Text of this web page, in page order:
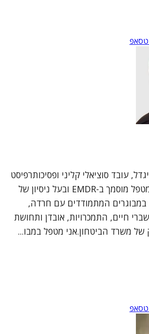
עובד סוציאלי קליני ופסיכותרפיסט
בגישה דינאמית , מטפל מוסמך ב-EMDR ובעל ניסיון של
במבוגרים המתמודדים עם חרדה,
חיים, התמכרויות, אובדן ותחושת
משרד הביטחון.אני מטפל במבו...